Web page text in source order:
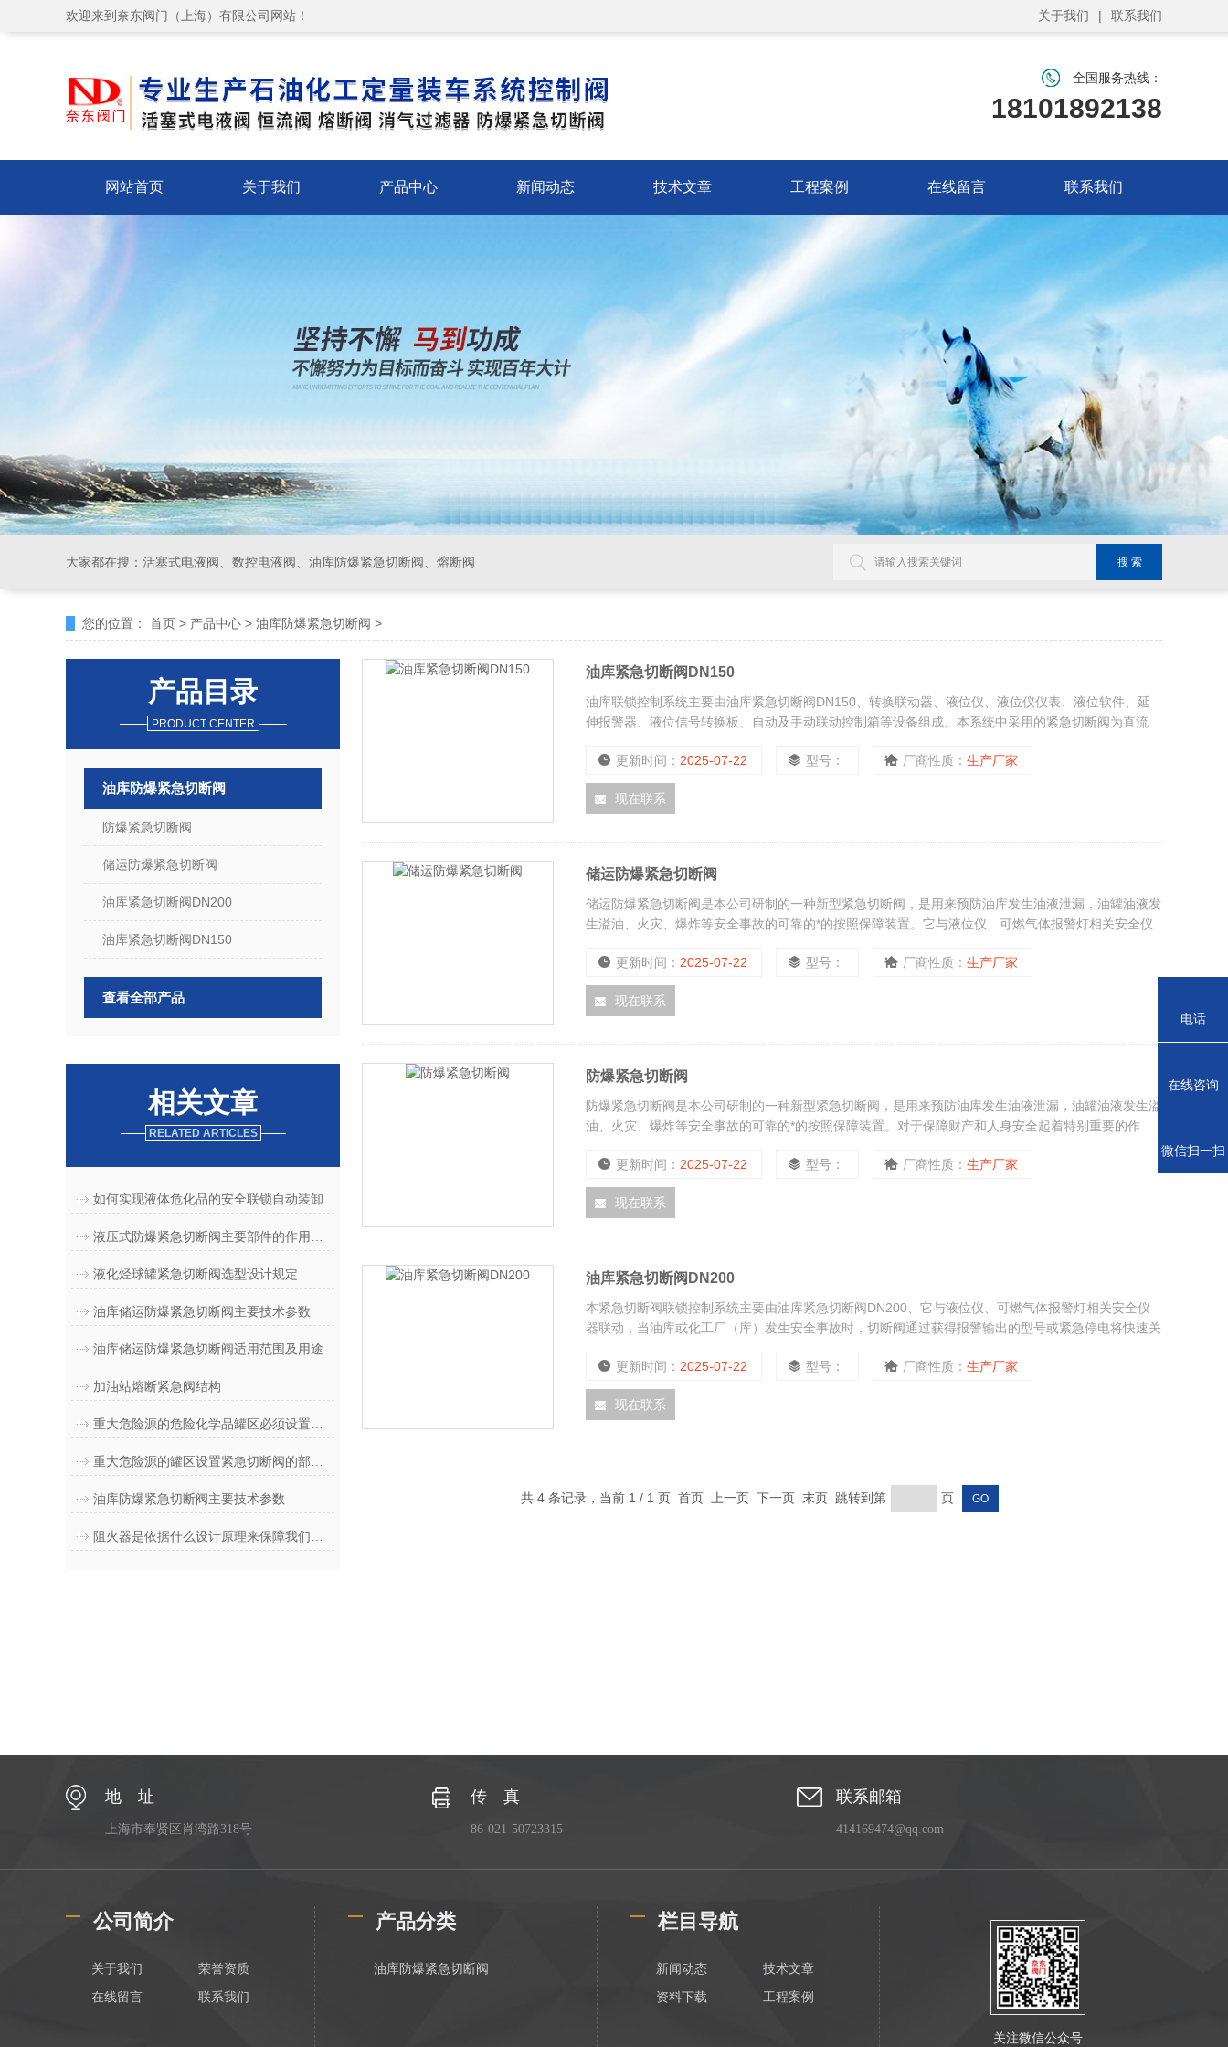
欢迎来到奈东阀门（上海）有限公司网站！ 关于我们 | 联系我们
全国服务热线：
18101892138
网站首页 关于我们 产品中心 新闻动态 技术文章 工程案例 在线留言 联系我们
大家都在搜： 活塞式电液阀、数控电液阀、油库防爆紧急切断阀、熔断阀
您的位置： 首页 > 产品中心 > 油库防爆紧急切断阀 >
产品目录
PRODUCT CENTER
油库防爆紧急切断阀
防爆紧急切断阀
储运防爆紧急切断阀
油库紧急切断阀DN200
油库紧急切断阀DN150
查看全部产品
相关文章
RELATED ARTICLES
如何实现液体危化品的安全联锁自动装卸
液化烃球罐紧急切断阀选型设计规定
油库储运防爆紧急切断阀主要技术参数
油库储运防爆紧急切断阀适用范围及用途
加油站熔断紧急阀结构
油库防爆紧急切断阀主要技术参数
油库紧急切断阀DN150
油库联锁控制系统主要由油库紧急切断阀DN150、转换联动器、液位仪、液位仪仪表、液位软件、延
伸报警器、液位信号转换板、自动及手动联动控制箱等设备组成。本系统中采用的紧急切断阀为直流
更新时间： 2025-07-22 型号： 厂商性质：生产厂家
现在联系
储运防爆紧急切断阀
储运防爆紧急切断阀是本公司研制的一种新型紧急切断阀，是用来预防油库发生油液泄漏，油罐油液发
生溢油、火灾、爆炸等安全事故的可靠的*的按照保障装置。它与液位仪、可燃气体报警灯相关安全仪
闭，切断油液或化工液体，从而防止事故再次升级的可能性。
更新时间： 2025-07-22 型号： 厂商性质：生产厂家
现在联系
防爆紧急切断阀
防爆紧急切断阀是本公司研制的一种新型紧急切断阀，是用来预防油库发生油液泄漏，油罐油液发生溢
油、火灾、爆炸等安全事故的可靠的*的按照保障装置。对于保障财产和人身安全起着特别重要的作
用，它与液位仪、可燃气体报警灯相关安全仪器联动，当油库或化工厂（库）发生安全事故时，切断阀
通过获得报警输出的信号或紧急停电将快速关闭，切断油液或化工液体，从而防止事故再次升级的可能
性。
更新时间： 2025-07-22 型号： 厂商性质：生产厂家
现在联系
油库紧急切断阀DN200
本紧急切断阀联锁控制系统主要由油库紧急切断阀DN200、它与液位仪、可燃气体报警灯相关安全仪
器联动，当油库或化工厂（库）发生安全事故时，切断阀通过获得报警输出的型号或紧急停电将快速关
更新时间： 2025-07-22 型号： 厂商性质：生产厂家
现在联系
共 4 条记录，当前 1 / 1 页 首页 上一页 下一页 末页 跳转到第 页
地 址
上海市奉贤区肖湾路318号
传 真
86-021-50723315
联系邮箱
414169474@qq.com
公司简介
关于我们 荣誉资质
在线留言 联系我们
产品分类
油库防爆紧急切断阀
栏目导航
新闻动态 技术文章
资料下载 工程案例
关注微信公众号
电话
在线咨询
微信扫一扫